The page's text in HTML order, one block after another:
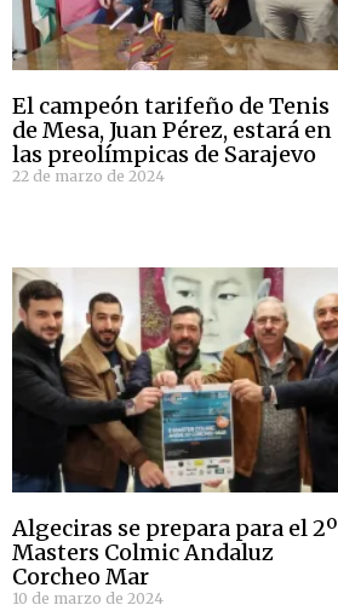
El campeón tarifeño de Tenis
de Mesa, Juan Pérez, estará en
las preolímpicas de Sarajevo
22 de marzo de 2024
Algeciras se prepara para el 2º
Masters Colmic Andaluz
Corcheo Mar
10 de marzo de 2024